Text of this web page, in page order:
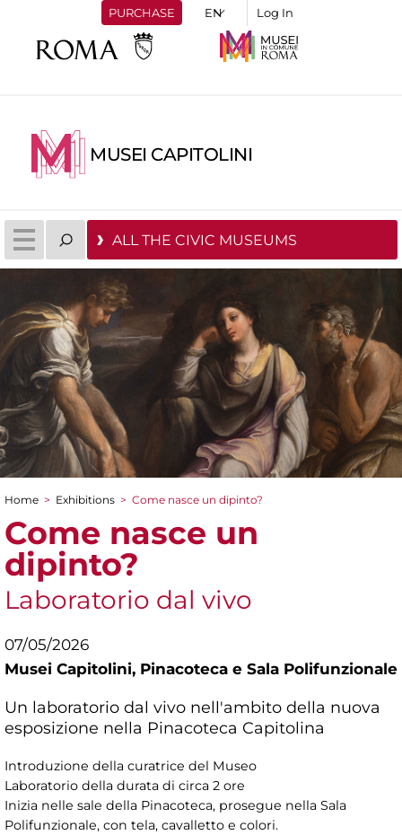
PURCHASE Log In
MUSEI CAPITOLINI
ALL THE CIVIC MUSEUMS
You are here
Home > Exhibitions > Come nasce un dipinto?
Come nasce un
dipinto?
Laboratorio dal vivo
07/05/2026
Musei Capitolini, Pinacoteca e Sala Polifunzionale
Un laboratorio dal vivo nell'ambito della nuova
esposizione nella Pinacoteca Capitolina
Introduzione della curatrice del Museo
Laboratorio della durata di circa 2 ore
Inizia nelle sale della Pinacoteca, prosegue nella Sala
Polifunzionale, con tela, cavalletto e colori.